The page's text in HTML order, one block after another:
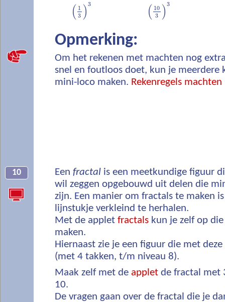
( 1
3 ) 3 ( 10
3
) 3
Opmerking:
Om het rekenen met machten nog
snel en foutloos doet, kun je meerdere
mini-loco maken. Rekenregels machten
10 Een fractal is een meetkundige figuur
wil zeggen opgebouwd uit delen die
zijn. Een manier om fractals te maken
lijnstukje verkleind te herhalen.
Met de applet fractals kun je zelf op
maken.
Hiernaast zie je een figuur die met
(met 4 takken, t/m niveau 8).
Maak zelf met de applet de fractal met
10.
De vragen gaan over de fractal die je